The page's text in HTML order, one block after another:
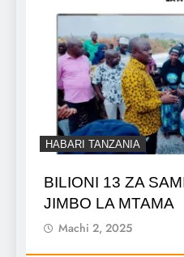
HABARI TANZANIA
BILIONI 13 ZA
JIMBO LA MTAMA
Machi 2, 2025